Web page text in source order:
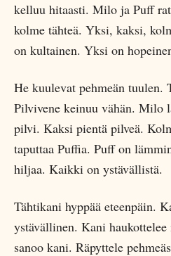
kelluu hitaasti. Milo ja Puff
kolme tähteä. Yksi, kaksi,
on kultainen. Yksi on
He kuulevat pehmeän tuulen.
Pilvivene keinuu vähän. Milo
pilvi. Kaksi pientä pilveä.
taputtaa Puffia. Puff on
hiljaa. Kaikki on ystävällistä.
Tähtikani hyppää eteenpäin.
ystävällinen. Kani
sanoo kani. Räpyttele